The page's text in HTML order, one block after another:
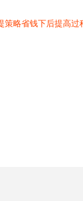
略省钱下后提高过